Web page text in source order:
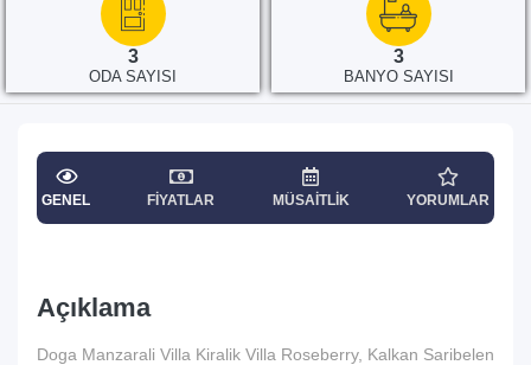
3
ODA SAYISI
3
BANYO SAYISI
GENEL FIYATLAR MÜSAITLIK YORUMLAR
Açıklama
Doga Manzarali Villa Kiralik Villa Roseberry, Kalkan Saribelen